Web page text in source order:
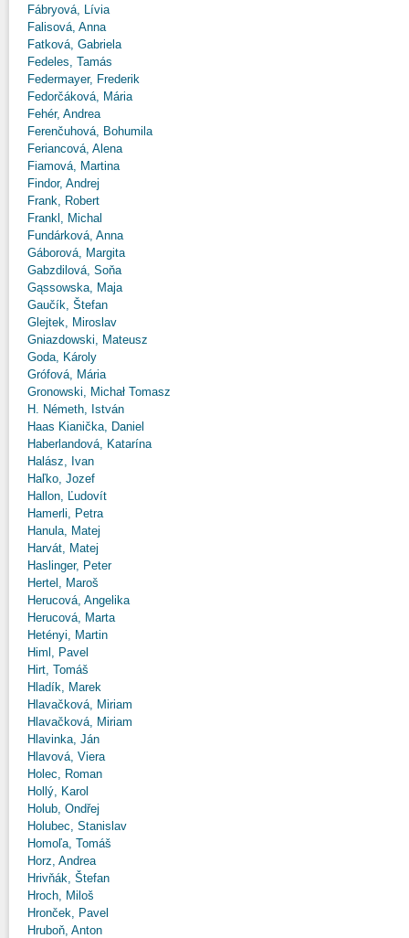
Fábryová, Lívia
Falisová, Anna
Fatková, Gabriela
Fedeles, Tamás
Federmayer, Frederik
Fedorčáková, Mária
Fehér, Andrea
Ferenčuhová, Bohumila
Feriancová, Alena
Fiamová, Martina
Findor, Andrej
Frank, Robert
Frankl, Michal
Fundárková, Anna
Gáborová, Margita
Gabzdilová, Soňa
Gąssowska, Maja
Gaučík, Štefan
Glejtek, Miroslav
Gniazdowski, Mateusz
Goda, Károly
Grófová, Mária
Gronowski, Michał Tomasz
H. Németh, István
Haas Kianička, Daniel
Haberlandová, Katarína
Halász, Ivan
Haľko, Jozef
Hallon, Ľudovít
Hamerli, Petra
Hanula, Matej
Harvát, Matej
Haslinger, Peter
Hertel, Maroš
Herucová, Angelika
Herucová, Marta
Hetényi, Martin
Himl, Pavel
Hirt, Tomáš
Hladík, Marek
Hlavačková, Miriam
Hlavačková, Miriam
Hlavinka, Ján
Hlavová, Viera
Holec, Roman
Hollý, Karol
Holub, Ondřej
Holubec, Stanislav
Homoľa, Tomáš
Horz, Andrea
Hrivňák, Štefan
Hroch, Miloš
Hronček, Pavel
Hruboň, Anton